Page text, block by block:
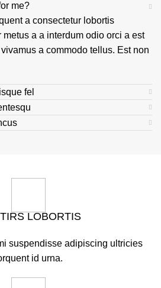
me?
a consectetur lobortis
a a interdum odio orci a est
a commodo tellus. Est non
fel
LOBORTIS
suspendisse adipiscing ultricies
id urna.